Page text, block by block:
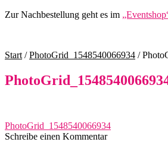
Zur Nachbestellung geht es im
Start /PhotoGrid_1548540066934 /
Beitragsnavigation
Vorheriger
Beitrag:
PhotoGrid_1548540066934
Schreibe einen Kommentar